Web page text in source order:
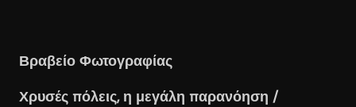
Βραβείο Φωτογραφίας
Χρυσές πόλεις, η μεγάλη παρανόηση /